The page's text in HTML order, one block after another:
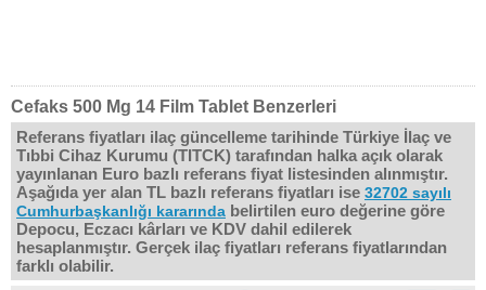
Cefaks 500 Mg 14 Film Tablet Benzerleri
Referans fiyatları ilaç güncelleme tarihinde Türkiye İlaç ve
Tıbbi Cihaz Kurumu (TITCK) tarafından halka açık olarak
yayınlanan Euro bazlı referans fiyat listesinden alınmıştır.
Aşağıda yer alan TL bazlı referans fiyatları ise 32702 sayılı
Cumhurbaşkanlığı kararında belirtilen euro değerine göre
Depocu, Eczacı kârları ve KDV dahil edilerek
hesaplanmıştır. Gerçek ilaç fiyatları referans fiyatlarından
farklı olabilir.